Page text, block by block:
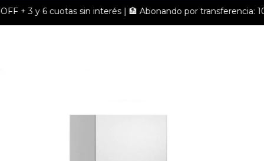
+ 3 y 6 cuotas sin interés | 🏦 Abonando por transferencia: